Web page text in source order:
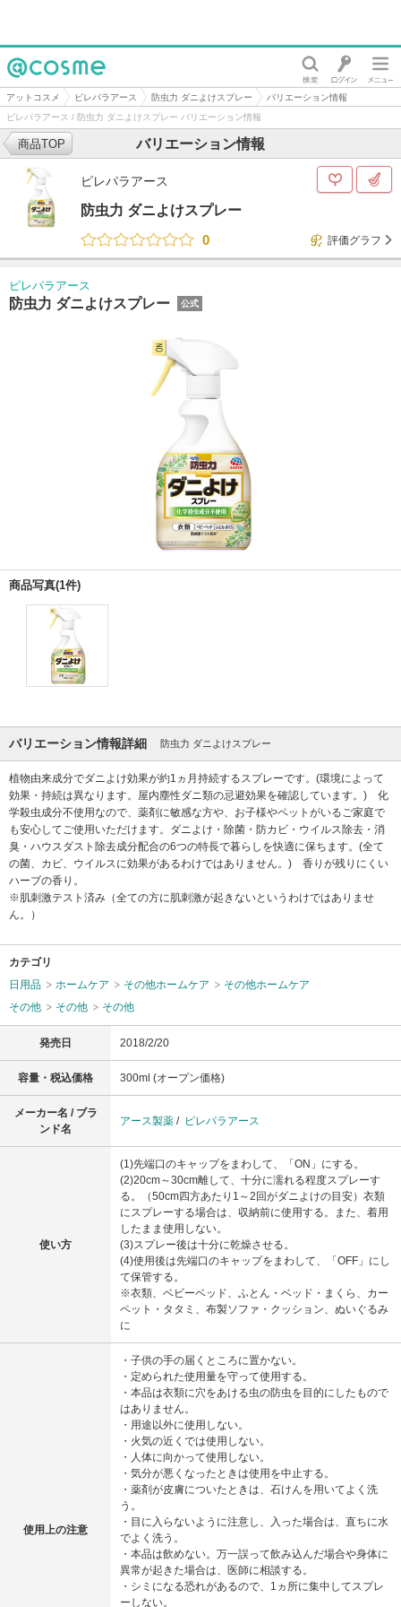
@cosme
アットコスメ ピレパラアース 防虫力 ダニよけスプレー
バリエーション情報
ピレパラアース / 防虫力 ダニよけスプレー バリエーション情報
バリエーション情報
商品TOP
ピレパラアース
防虫力 ダニよけスプレー
0
評価グラフ
ピレパラアース
防虫力 ダニよけスプレー 公式
商品写真(1件)
バリエーション情報詳細 防虫力 ダニよけスプレー
植物由来成分でダニよけ効果が約1ヵ月持続するスプレーです。(環境によって
効果・持続は異なります。屋内塵性ダニ類の忌避効果を確認しています。) 化
学殺虫成分不使用なので、薬剤に敏感な方や、お子様やペットがいるご家庭で
も安心してご使用いただけます。ダニよけ・除菌・防カビ・ウイルス除去・消
臭・ハウスダスト除去成分配合の6つの特長で暮らしを快適に保ちます。(全て
の菌、カビ、ウイルスに効果があるわけではありません。) 香りが残りにくい
ハーブの香り。
※肌刺激テスト済み（全ての方に肌刺激が起きないというわけではありませ
ん。）
カテゴリ
日用品
ホームケア その他ホームケア
その他ホームケア
その他
その他 その他
発売日 2018/2/20
容量・税込価格 300ml (オープン価格)
メーカー名 / ブラ
ンド名
アース製薬 / ピレパラアース
使い方
(1)先端口のキャップをまわして、「ON」にする。
(2)20cm～30cm離して、十分に濡れる程度スプレーす
る。（50cm四方あたり1～2回がダニよけの目安）衣類
にスプレーする場合は、収納前に使用する。また、着用
したまま使用しない。
(3)スプレー後は十分に乾燥させる。
(4)使用後は先端口のキャップをまわして、「OFF」にし
て保管する。
※衣類、ベビーベッド、ふとん・ベッド・まくら、カー
ペット・タタミ、布製ソファ・クッション、ぬいぐるみ
に
使用上の注意
・子供の手の届くところに置かない。
・定められた使用量を守って使用する。
・本品は衣類に穴をあける虫の防虫を目的にしたもので
はありません。
・用途以外に使用しない。
・火気の近くでは使用しない。
・人体に向かって使用しない。
・気分が悪くなったときは使用を中止する。
・薬剤が皮膚についたときは、石けんを用いてよく洗
う。
・目に入らないように注意し、入った場合は、直ちに水
でよく洗う。
・本品は飲めない。万一誤って飲み込んだ場合や身体に
異常が起きた場合は、医師に相談する。
・シミになる恐れがあるので、1ヵ所に集中してスプレ
ーしない。